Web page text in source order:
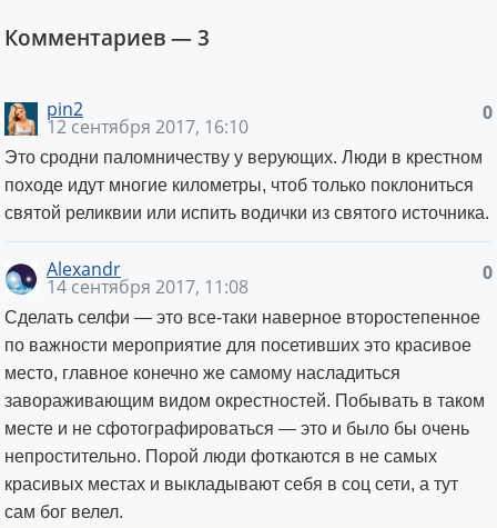
Комментариев —3
0
pin2
12 сентября 2017, 16:10
Это сродни паломничеству у верующих. Люди в крестном
походе идут многие километры, чтоб только поклониться
святой реликвии или испить водички из святого источника.
0
Alexandr
14 сентября 2017, 11:08
Сделать селфи — это все-таки наверное второстепенное
по важности мероприятие для посетивших это красивое
место, главное конечно же самому насладиться
завораживающим видом окрестностей. Побывать в таком
месте и не сфотографироваться — это и было бы очень
непростительно. Порой люди фоткаются в не самых
красивых местах и выкладывают себя в соц сети, а тут
сам бог велел.